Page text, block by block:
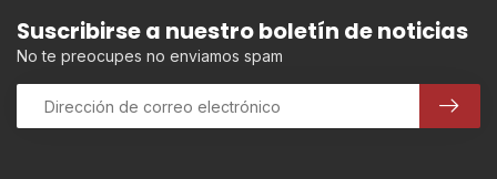
Suscribirse a nuestro boletín de noticias
No te preocupes no enviamos spam